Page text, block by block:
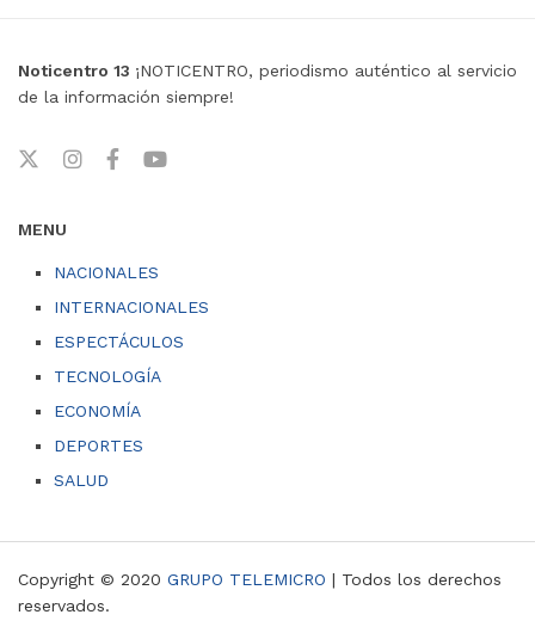
Noticentro 13 ¡NOTICENTRO, periodismo auténtico al servicio
de la información siempre!
MENU
NACIONALES
INTERNACIONALES
ESPECTÁCULOS
TECNOLOGÍA
ECONOMÍA
DEPORTES
SALUD
Copyright © 2020 GRUPO TELEMICRO | Todos los derechos
reservados.